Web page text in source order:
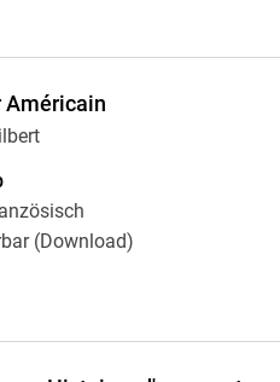
Américain
(Download)